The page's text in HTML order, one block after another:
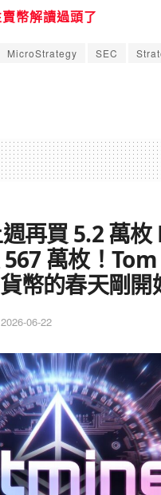
幣解讀過頭了
MicroStrategy SEC
再買 5.2 萬枚
萬枚！
幣的春天剛開
2026-06-22